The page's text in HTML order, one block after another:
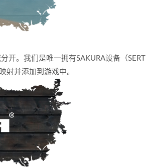
开。我们是唯一拥有SAKURA设备（SERT
射并添加到游戏中。